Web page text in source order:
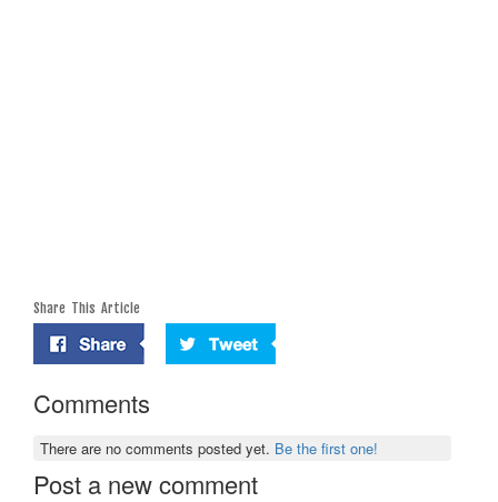
Share This Article
Comments
There are no comments posted yet. Be the first one!
Post a new comment